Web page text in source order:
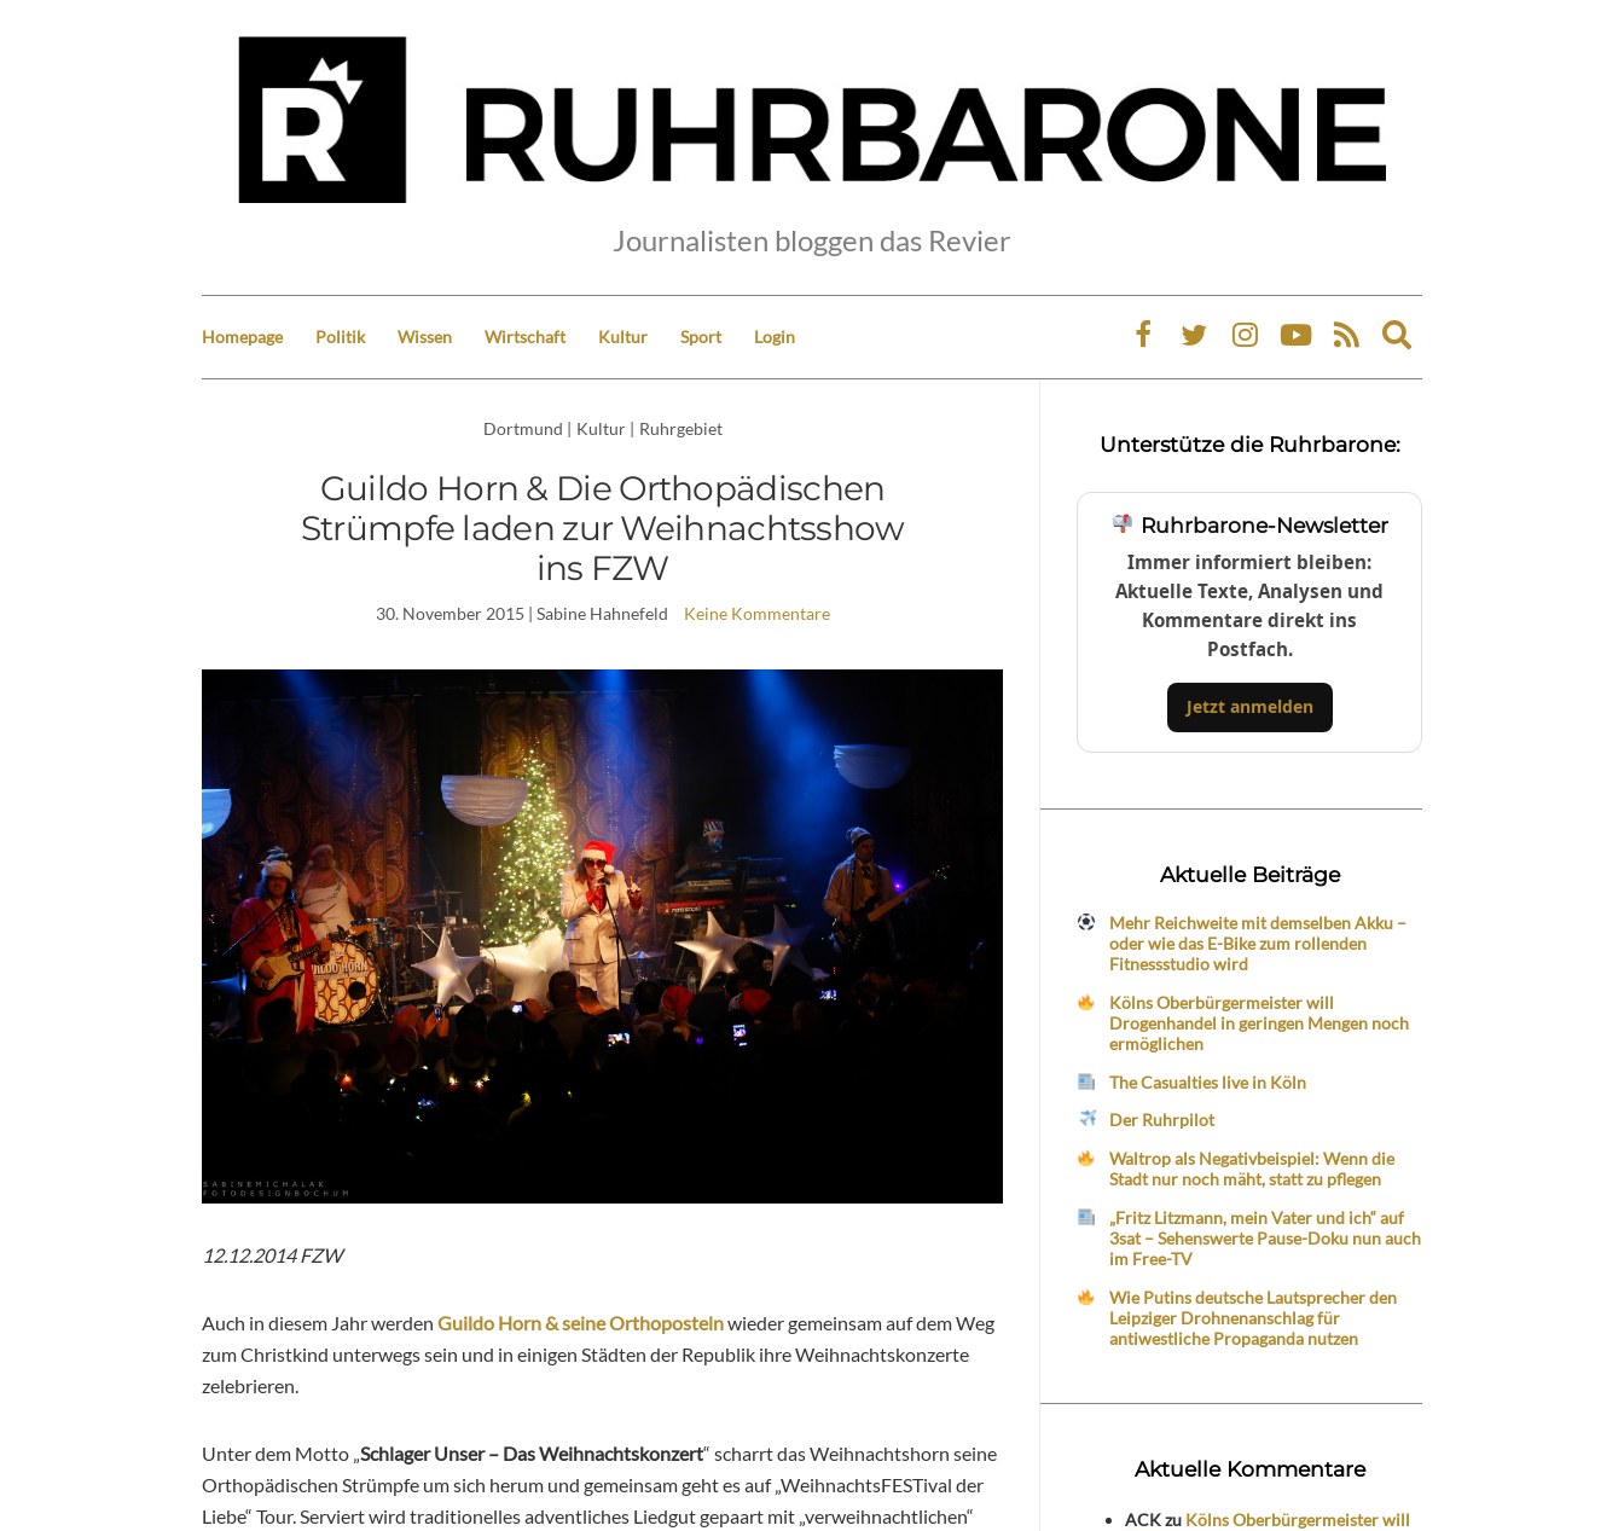
Journalisten bloggen das Revier
Homepage Politik Wissen Wirtschaft Kultur Sport Login
Expand
search
Dortmund | Kultur | Ruhrgebiet
Guildo Horn & Die Orthopädischen
Strümpfe laden zur Weihnachtsshow
ins FZW
30. November 2015 | Sabine Hahnefeld Keine Kommentare
12.12.2014 FZW
Auch in diesem Jahr werden Guildo Horn & seine Orthopostelnwieder gemeinsam auf dem Weg
zum Christkind unterwegs sein und in einigen Städten der Republik ihre Weihnachtskonzerte
zelebrieren.
Unter dem Motto „Schlager Unser – Das Weihnachtskonzert“ scharrt das Weihnachtshorn seine
Orthopädischen Strümpfe um sich herum und gemeinsam geht es auf „WeihnachtsFESTival der
Liebe“ Tour. Serviert wird traditionelles adventliches Liedgut gepaart mit „verweihnachtlichen“
Unterstütze die Ruhrbarone:
Ruhrbarone-Newsletter
Immer informiert bleiben:
Aktuelle Texte, Analysen und
Kommentare direkt ins
Postfach.
Jetzt anmelden
Aktuelle Beiträge
Mehr Reichweite mit demselben Akku –
oder wie das E-Bike zum rollenden
Fitnessstudio wird
Kölns Oberbürgermeister will
Drogenhandel in geringen Mengen noch
ermöglichen
The Casualties live in Köln
Der Ruhrpilot
Waltrop als Negativbeispiel: Wenn die
Stadt nur noch mäht, statt zu pflegen
„Fritz Litzmann, mein Vater und ich“ auf
3sat – Sehenswerte Pause-Doku nun auch
im Free-TV
Wie Putins deutsche Lautsprecher den
Leipziger Drohnenanschlag für
antiwestliche Propaganda nutzen
Aktuelle Kommentare
ACKzu Kölns Oberbürgermeister will